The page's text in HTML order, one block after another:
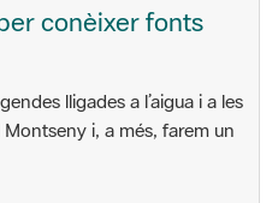
conèixer fonts
lligades a l’aigua i a les
i, a més, farem un